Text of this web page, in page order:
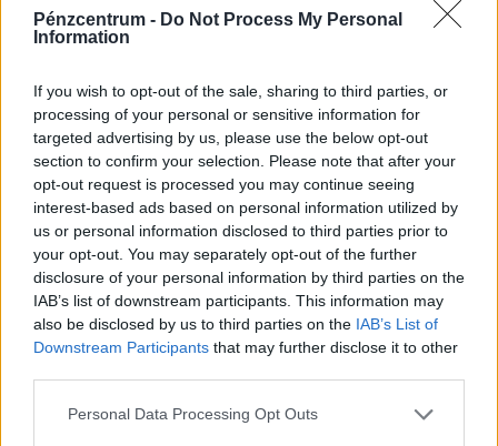
Pénzcentrum - Do Not Process My Personal
Information
If you wish to opt-out of the sale, sharing to third parties, or
processing of your personal or sensitive information for
targeted advertising by us, please use the below opt-out
section to confirm your selection. Please note that after your
opt-out request is processed you may continue seeing
interest-based ads based on personal information utilized by
us or personal information disclosed to third parties prior to
your opt-out. You may separately opt-out of the further
disclosure of your personal information by third parties on the
IAB’s list of downstream participants. This information may
also be disclosed by us to third parties on the IAB’s List of
Downstream Participants that may further disclose it to other
Personal Data Processing Opt Outs
forintot meg kell menteni
Kitart a magyarok könyvvásárlási kedve a nyáron, de a
mennyibe kerül a tartása? Minden válasz egy